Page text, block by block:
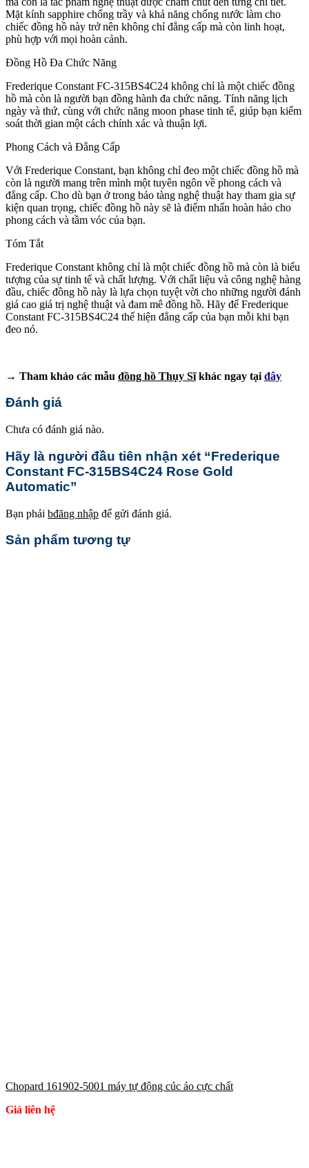
Mặt kính sapphire chống trầy và khả năng chống nước làm cho
chiếc đồng hồ này trở nên không chỉ đẳng cấp mà còn linh hoạt,
phù hợp với mọi hoàn cảnh.
Đồng Hồ Đa Chức Năng
Frederique Constant FC-315BS4C24 không chỉ là một chiếc đồng
hồ mà còn là người bạn đồng hành đa chức năng. Tính năng lịch
ngày và thứ, cùng với chức năng moon phase tinh tế, giúp bạn kiểm
soát thời gian một cách chính xác và thuận lợi.
Phong Cách và Đẳng Cấp
Với Frederique Constant, bạn không chỉ đeo một chiếc đồng hồ mà
còn là người mang trên mình một tuyên ngôn về phong cách và
đẳng cấp. Cho dù bạn ở trong bảo tàng nghệ thuật hay tham gia sự
kiện quan trọng, chiếc đồng hồ này sẽ là điểm nhấn hoàn hảo cho
phong cách và tầm vóc của bạn.
Tóm Tắt
Frederique Constant không chỉ là một chiếc đồng hồ mà còn là biểu
tượng của sự tinh tế và chất lượng. Với chất liệu và công nghệ hàng
đầu, chiếc đồng hồ này là lựa chọn tuyệt vời cho những người đánh
giá cao giá trị nghệ thuật và đam mê đồng hồ. Hãy để Frederique
Constant FC-315BS4C24 thể hiện đẳng cấp của bạn mỗi khi bạn
đeo nó.
→ Tham khảo các mẫu đồng hồ Thụy Sĩkhác ngay tại đây
Đánh giá
Chưa có đánh giá nào.
Hãy là người đầu tiên nhận xét “Frederique
Constant FC-315BS4C24 Rose Gold
Automatic”
Bạn phải bđăng nhập để gửi đánh giá.
Sản phẩm tương tự
Chopard 161902-5001 máy tự động cúc áo cực chất
Giá liên hệ